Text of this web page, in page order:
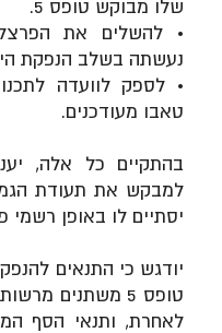
שלו מבוקש טופס 5.
• להשלים את
נעשתה בשלב הנפקת
• לספק לוועדה
טאבו מעודכנים.
בהתקיים כל אלה,
למבקש את תעודת
יסתיים לו באופן רשמי
טופס 5 משתנים
לאחרת, ותנאי הסף